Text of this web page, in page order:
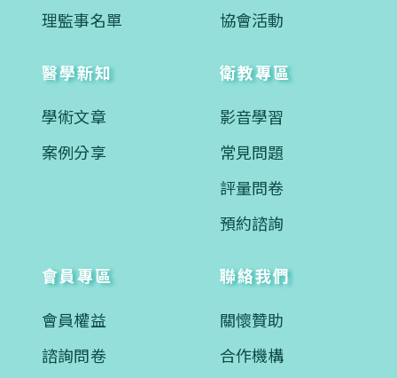
理監事名單
協會活動
醫學新知
學術文章
案例分享
衛教專區
影音學習
常見問題
評量問卷
預約諮詢
會員專區
會員權益
諮詢問卷
聯絡我們
關懷贊助
合作機構